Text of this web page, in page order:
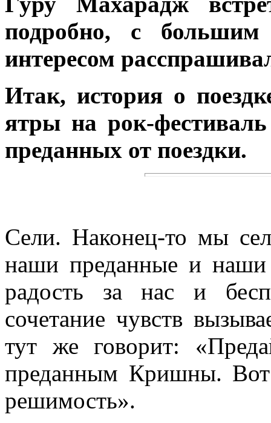
подробно, с
интересом
Итак, история о
ятры на рок-
преданных от поездки.
Сели. Наконец-то мы
наши преданные и
радость за нас и
сочетание чувств
тут же говорит:
преданным Кришны.
решимость».